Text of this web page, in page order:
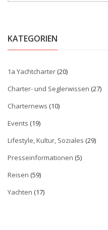
KATEGORIEN
1a Yachtcharter(20)
Charter- und Seglerwissen (27)
Charternews (10)
Events (19)
Lifestyle, Kultur, Soziales (29)
Presseinformationen (5)
Reisen (59)
Yachten (17)